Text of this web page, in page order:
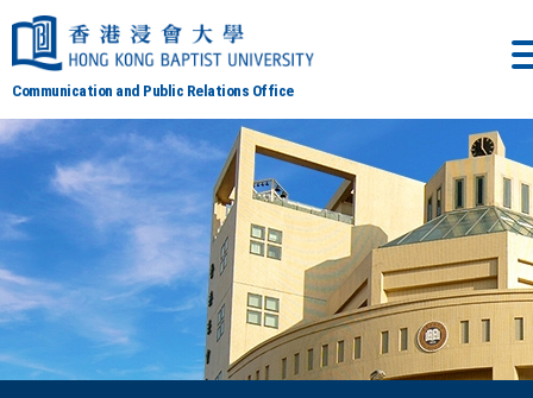
Communication and Public Relations Office